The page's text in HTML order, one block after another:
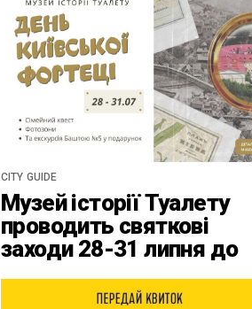
CITY GUIDE
Музей історії Туалету
проводить святкові
заходи 28-31 липня до
Дня Київськоїх Фортеці